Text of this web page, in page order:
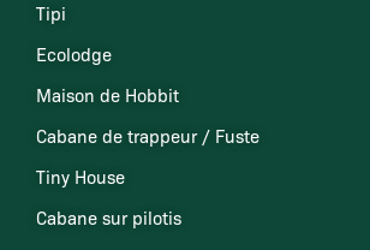
Tipi
Ecolodge
Maison de Hobbit
Cabane de trappeur / Fuste
Tiny House
Cabane sur pilotis